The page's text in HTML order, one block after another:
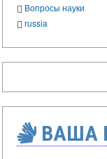
Вопросы науки
russia
ВАША